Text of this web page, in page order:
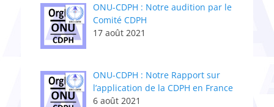
ONU-CDPH : Notre audition par le
Comité CDPH
17 août 2021
ONU-CDPH : Notre Rapport sur
l’application de la CDPH en France
6 août 2021